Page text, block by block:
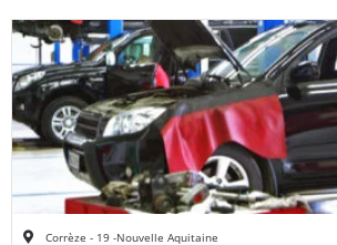
Corrèze - 19 -Nouvelle Aquitaine